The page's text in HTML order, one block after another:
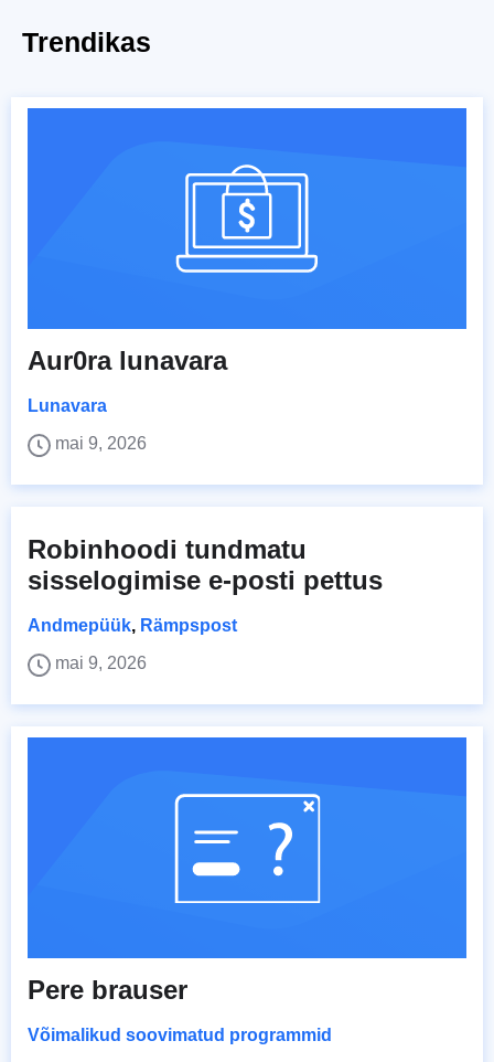
Trendikas
Aur0ra lunavara
Lunavara
mai 9, 2026
Robinhoodi tundmatu
sisselogimise e-posti pettus
Andmepüük, Rämpspost
mai 9, 2026
Pere brauser
Võimalikud soovimatud programmid